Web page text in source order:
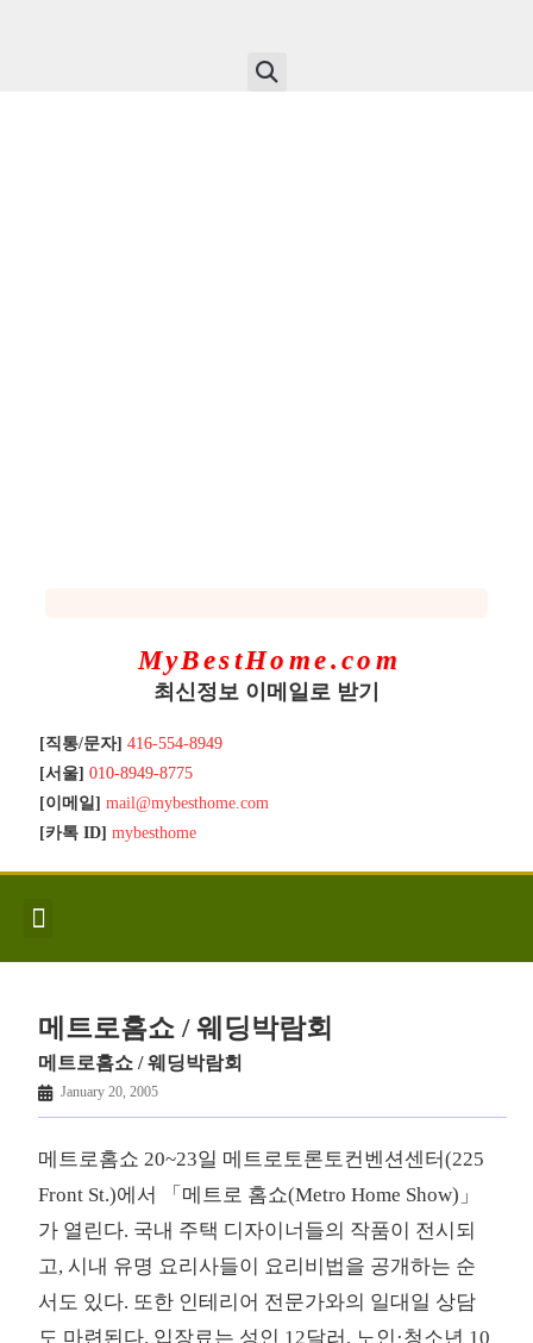
MyBestHome.com
최신정보 이메일로 받기
[직통/문자] 416-554-8949
[서울] 010-8949-8775
[이메일] mail@mybesthome.com
[카톡 ID] mybesthome
메트로홈쇼 / 웨딩박람회
메트로홈쇼 / 웨딩박람회
January 20, 2005
메트로홈쇼 20~23일 메트로토론토컨벤션센터(225
Front St.)에서 「메트로 홈쇼(Metro Home Show)」
가 열린다. 국내 주택 디자이너들의 작품이 전시되
고, 시내 유명 요리사들이 요리비법을 공개하는 순
서도 있다. 또한 인테리어 전문가와의 일대일 상담
도 마련된다. 입장료는 성인 12달러, 노인·청소년 10